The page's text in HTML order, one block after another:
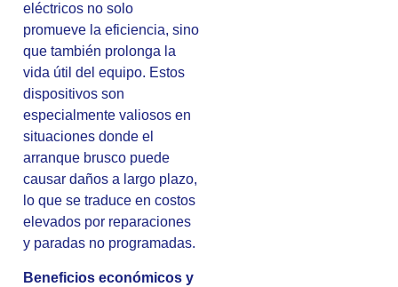
eléctricos no solo
promueve la eficiencia, sino
que también prolonga la
vida útil del equipo. Estos
dispositivos son
especialmente valiosos en
situaciones donde el
arranque brusco puede
causar daños a largo plazo,
lo que se traduce en costos
elevados por reparaciones
y paradas no programadas.
Beneficios económicos y